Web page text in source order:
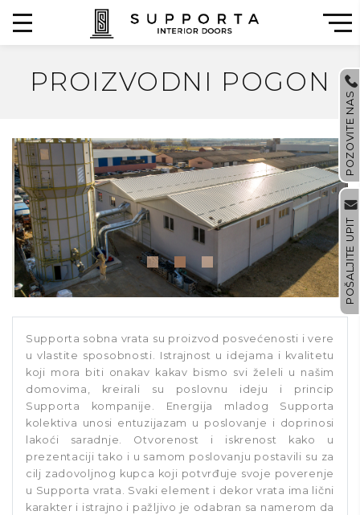
PROIZVODNI POGON
Supporta sobna vrata su proizvod posvećenosti i vere
u vlastite sposobnosti. Istrajnost u idejama i kvalitetu
koji mora biti onakav kakav bismo svi želeli u našim
domovima, kreirali su poslovnu ideju i princip
Supporta kompanije. Energija mladog Supporta
kolektiva unosi entuzijazam u poslovanje i doprinosi
lakoći saradnje. Otvorenost i iskrenost kako u
prezentaciji tako i u samom poslovanju postavili su za
cilj zadovoljnog kupca koji potvrđuje svoje poverenje
u Supporta vrata. Svaki element i dekor vrata ima lični
karakter i istrajno i pažljivo je odabran sa namerom da
POZOVITE NAS
POŠALJITE UPIT